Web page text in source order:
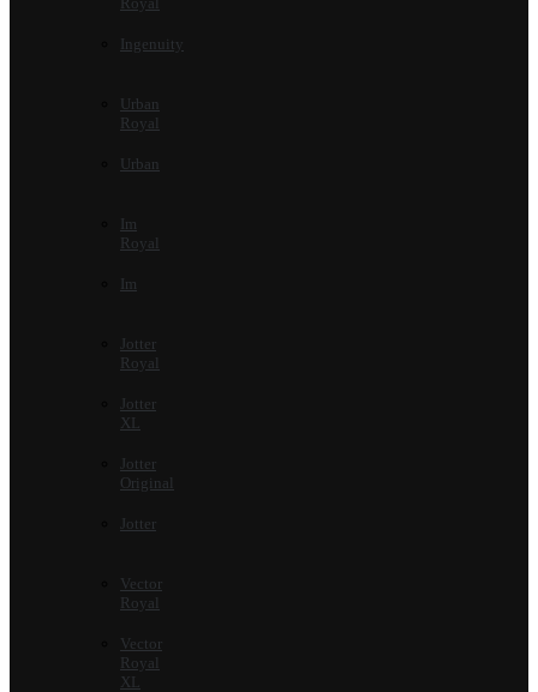
Ingenuity
Urban
Royal
Urban
Im
Royal
Im
Jotter
Royal
Jotter
XL
Jotter
Original
Jotter
Vector
Royal
Vector
Royal
XL